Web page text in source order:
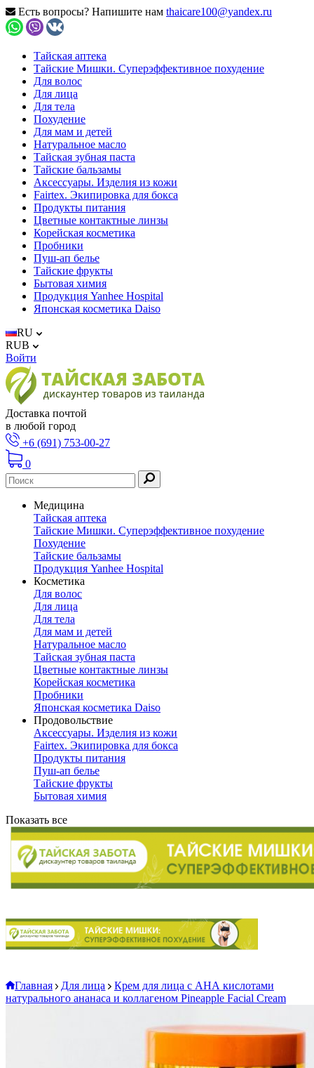
Есть вопросы? Напишите нам thaicare100@yandex.ru
Тайская аптека
Тайские Мишки. Суперэффективное похудение
Для волос
Для лица
Для тела
Похудение
Для мам и детей
Натуральное масло
Тайская зубная паста
Тайские бальзамы
Аксессуары. Изделия из кожи
Fairtex. Экипировка для бокса
Продукты питания
Цветные контактные линзы
Корейская косметика
Пробники
Пуш-ап белье
Тайские фрукты
Бытовая химия
Продукция Yanhee Hospital
Японская косметика Daiso
RU
RUB
Войти
Доставка почтой
в любой город
+6 (691) 753-00-27
0
Медицина
Тайская аптека
Тайские Мишки. Суперэффективное похудение
Похудение
Тайские бальзамы
Продукция Yanhee Hospital
Косметика
Для волос
Для лица
Для тела
Для мам и детей
Натуральное масло
Тайская зубная паста
Цветные контактные линзы
Корейская косметика
Пробники
Японская косметика Daiso
Продовольствие
Аксессуары. Изделия из кожи
Fairtex. Экипировка для бокса
Продукты питания
Пуш-ап белье
Тайские фрукты
Бытовая химия
Показать все
Главная Для лица
Крем для лица с АНА кислотами
натурального ананаса и коллагеном Pineapple Facial Cream